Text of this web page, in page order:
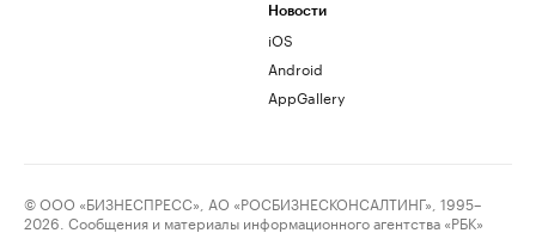
Новости
iOS
Android
AppGallery
© ООО «БИЗНЕСПРЕСС», АО «РОСБИЗНЕСКОНСАЛТИНГ», 1995–
2026. Сообщения и материалы информационного агентства «РБК»